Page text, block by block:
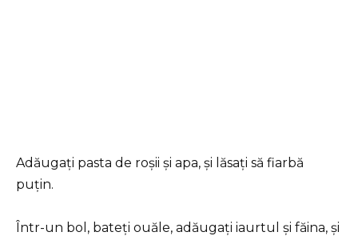
Adăugați pasta de roșii și apa, și lăsați să fiarbă
puțin.
Într-un bol, bateți ouăle, adăugați iaurtul și făina, și